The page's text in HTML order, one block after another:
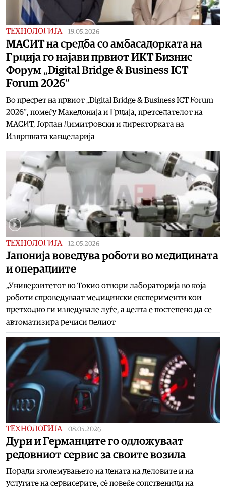
ТЕХНОЛОГИЈА 19.05.2026
МАСИТ на средба со амбасадорката на
Грција го најави првиот ИКТ Бизнис
Форум „Digital Bridge & Business ICT
Forum 2026“
Во пресрет на првиот „Digital Bridge & Business ICT Forum
2026“, помеѓу Македонија и Грција, претседателот на
МАСИТ, Јордан Димитровски и директорката на
Извршната канцеларија
ТЕХНОЛОГИЈА 12.05.2026
Јапонија воведува роботи во медицината
и операциите
„Универзитетот во Токио отвори лабораторија во која
роботи спроведуваат медицински експерименти кои
претходно ги изведувале луѓе, а целта е постепено да се
автоматизира речиси целиот
ТЕХНОЛОГИЈА 08.05.2026
Дури и Германците го одложуваат
редовниот сервис за своите возила
Поради зголемувањето на цената на деловите и на
услугите на сервисерите, сè повеќе сопственици на